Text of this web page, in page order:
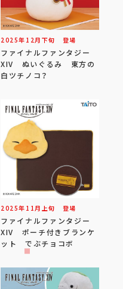
2025年 12 月 下旬 登場
ファイナルファンタジー
XIV ぬいぐるみ 東方の
白ツチノコ？
2025年 11 月 上旬 登場
ファイナルファンタジー
XIV ポーチ付きブランケ
ット でぶチョコボ